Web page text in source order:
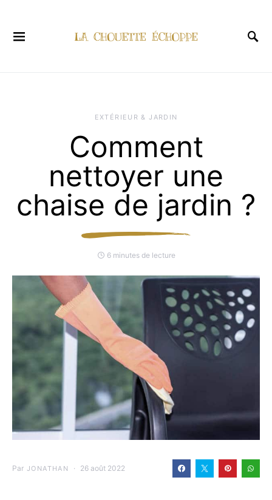
EXTÉRIEUR & JARDIN
Comment
nettoyer une
chaise de jardin ?
6 minutes de lecture
Par JONATHAN 26 août 2022